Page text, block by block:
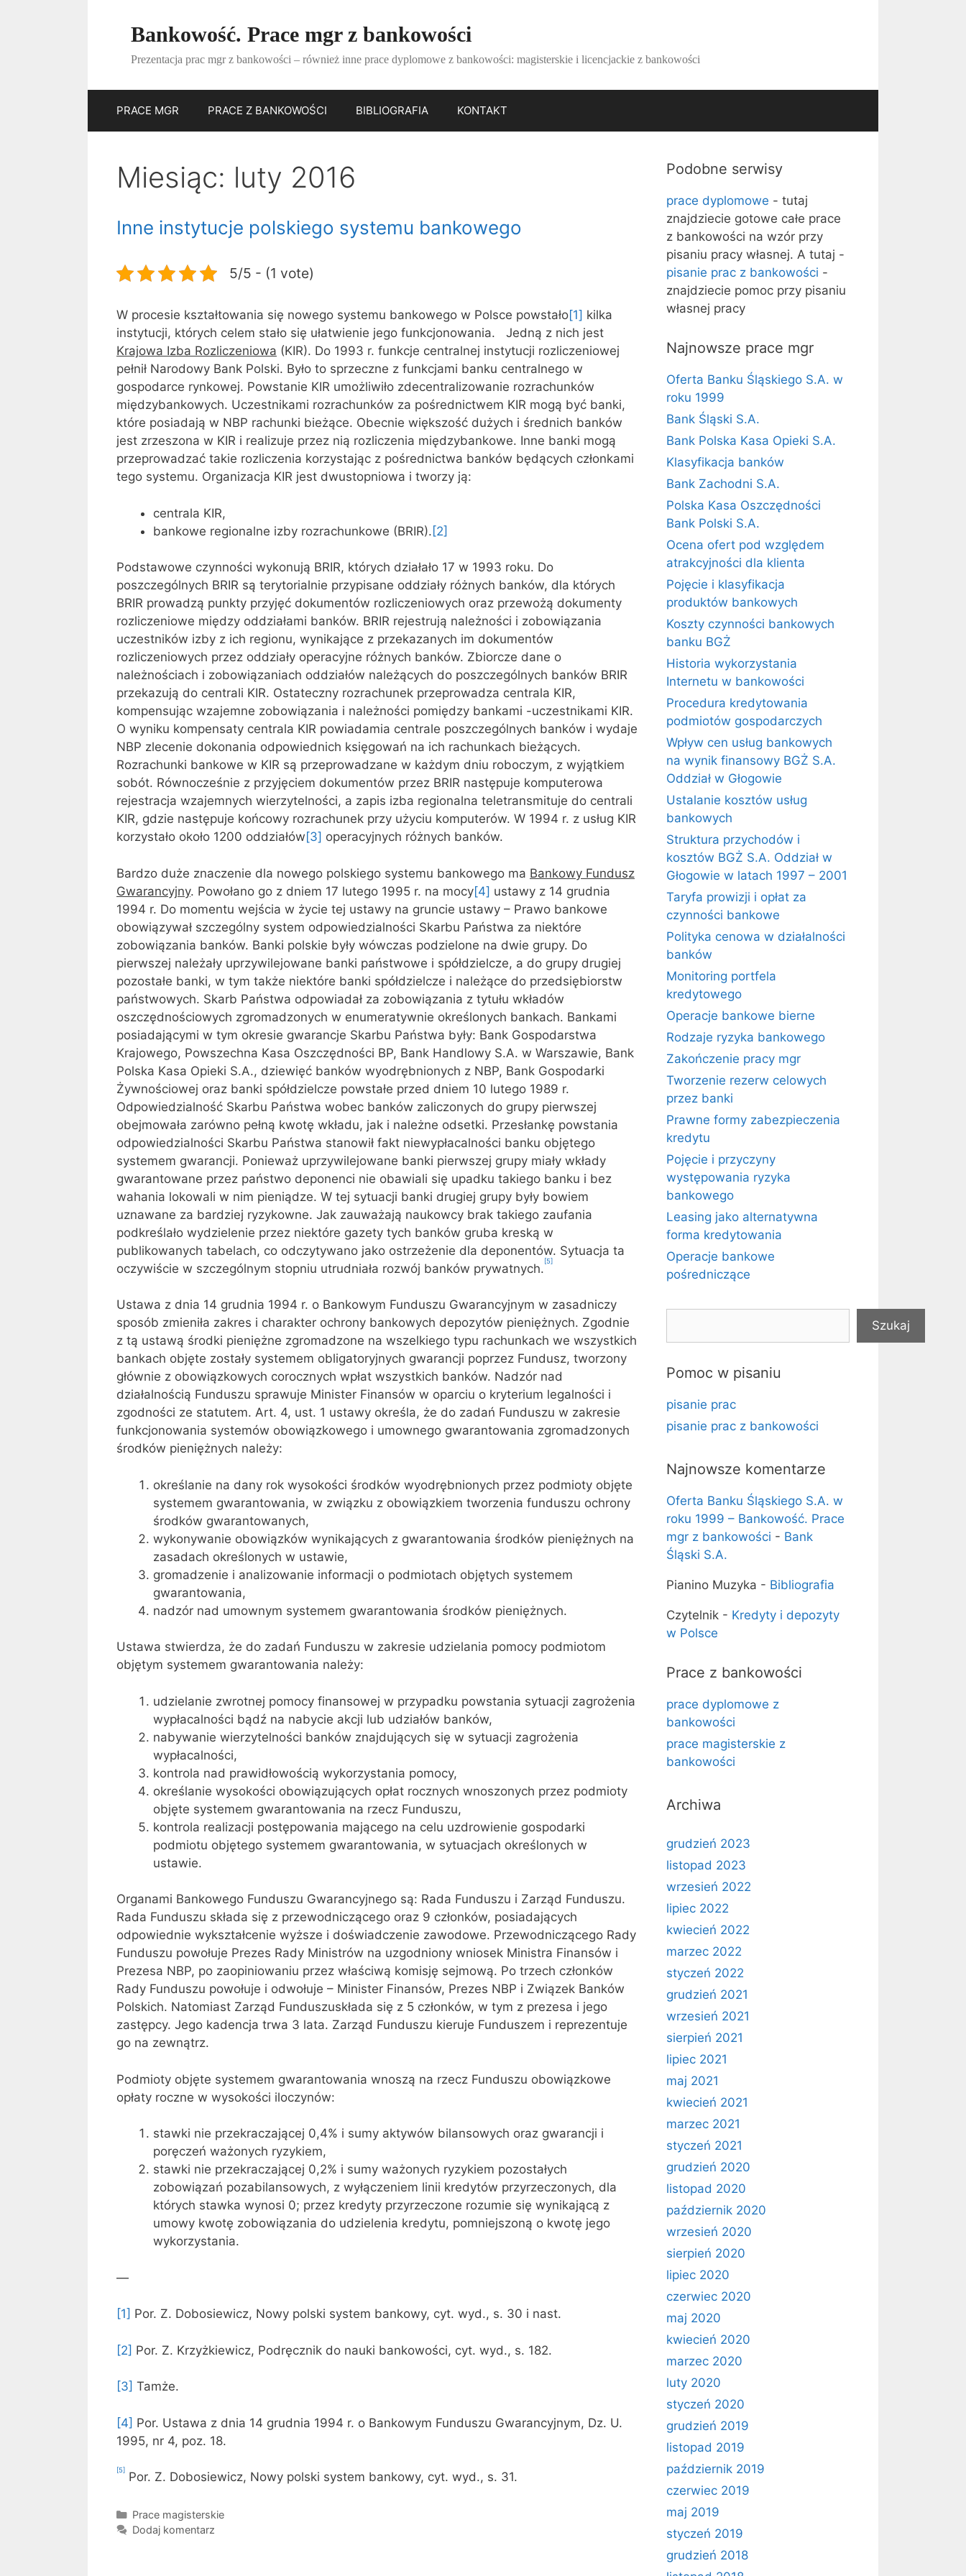
Bankowość. Prace mgr z bankowości
Prezentacja prac mgr z bankowości – również inne prace dyplomowe z bankowości: magisterskie i licencjackie z bankowości
PRACE MGR PRACE Z BANKOWOŚCI BIBLIOGRAFIA KONTAKT
Miesiąc: luty 2016
Inne instytucje polskiego systemu bankowego
5/5 - (1 vote)
W procesie kształtowania się nowego systemu bankowego w Polsce powstało[1] kilka
instytucji, których celem stało się ułatwienie jego funkcjonowania. Jedną z nich jest
Krajowa Izba Rozliczeniowa (KIR). Do 1993 r. funkcje centralnej instytucji rozliczeniowej
pełnił Narodowy Bank Polski. Było to sprzeczne z funkcjami banku centralnego w
gospodarce rynkowej. Powstanie KIR umożliwiło zdecentralizowanie rozrachunków
międzybankowych. Uczestnikami rozrachunków za pośrednictwem KIR mogą być banki,
które posiadają w NBP rachunki bieżące. Obecnie większość dużych i średnich banków
jest zrzeszona w KIR i realizuje przez nią rozliczenia międzybankowe. Inne banki mogą
przeprowadzać takie rozliczenia korzystając z pośrednictwa banków będących członkami
tego systemu. Organizacja KIR jest dwustopniowa i tworzy ją:
centrala KIR,
bankowe regionalne izby rozrachunkowe (BRIR). [2]
Podstawowe czynności wykonują BRIR, których działało 17 w 1993 roku. Do
poszczególnych BRIR są terytorialnie przypisane oddziały różnych banków, dla których
BRIR prowadzą punkty przyjęć dokumentów rozliczeniowych oraz przewożą dokumenty
rozliczeniowe między oddziałami banków. BRIR rejestrują należności i zobowiązania
uczestników izby z ich regionu, wynikające z przekazanych im dokumentów
rozliczeniowych przez oddziały operacyjne różnych banków. Zbiorcze dane o
należnościach i zobowiązaniach oddziałów należących do poszczególnych banków BRIR
przekazują do centrali KIR. Ostateczny rozrachunek przeprowadza centrala KIR,
kompensując wzajemne zobowiązania i należności pomiędzy bankami -uczestnikami KIR.
O wyniku kompensaty centrala KIR powiadamia centrale poszczególnych banków i wydaje
NBP zlecenie dokonania odpowiednich księgowań na ich rachunkach bieżących.
Rozrachunki bankowe w KIR są przeprowadzane w każdym dniu roboczym, z wyjątkiem
sobót. Równocześnie z przyjęciem dokumentów przez BRIR następuje komputerowa
rejestracja wzajemnych wierzytelności, a zapis izba regionalna teletransmituje do centrali
KIR, gdzie następuje końcowy rozrachunek przy użyciu komputerów. W 1994 r. z usług KIR
korzystało około 1200 oddziałów [3] operacyjnych różnych banków.
Bardzo duże znaczenie dla nowego polskiego systemu bankowego ma Bankowy Fundusz
Gwarancyjny. Powołano go z dniem 17 lutego 1995 r. na mocy[4] ustawy z 14 grudnia
1994 r. Do momentu wejścia w życie tej ustawy na gruncie ustawy – Prawo bankowe
obowiązywał szczególny system odpowiedzialności Skarbu Państwa za niektóre
zobowiązania banków. Banki polskie były wówczas podzielone na dwie grupy. Do
pierwszej należały uprzywilejowane banki państwowe i spółdzielcze, a do grupy drugiej
pozostałe banki, w tym także niektóre banki spółdzielcze i należące do przedsiębiorstw
państwowych. Skarb Państwa odpowiadał za zobowiązania z tytułu wkładów
oszczędnościowych zgromadzonych w enumeratywnie określonych bankach. Bankami
posiadającymi w tym okresie gwarancje Skarbu Państwa były: Bank Gospodarstwa
Krajowego, Powszechna Kasa Oszczędności BP, Bank Handlowy S.A. w Warszawie, Bank
Polska Kasa Opieki S.A., dziewięć banków wyodrębnionych z NBP, Bank Gospodarki
Żywnościowej oraz banki spółdzielcze powstałe przed dniem 10 lutego 1989 r.
Odpowiedzialność Skarbu Państwa wobec banków zaliczonych do grupy pierwszej
obejmowała zarówno pełną kwotę wkładu, jak i należne odsetki. Przesłankę powstania
odpowiedzialności Skarbu Państwa stanowił fakt niewypłacalności banku objętego
systemem gwarancji. Ponieważ uprzywilejowane banki pierwszej grupy miały wkłady
gwarantowane przez państwo deponenci nie obawiali się upadku takiego banku i bez
wahania lokowali w nim pieniądze. W tej sytuacji banki drugiej grupy były bowiem
uznawane za bardziej ryzykowne. Jak zauważają naukowcy brak takiego zaufania
podkreślało wydzielenie przez niektóre gazety tych banków gruba kreską w
publikowanych tabelach, co odczytywano jako ostrzeżenie dla deponentów. Sytuacja ta
oczywiście w szczególnym stopniu utrudniała rozwój banków prywatnych. [5]
Ustawa z dnia 14 grudnia 1994 r. o Bankowym Funduszu Gwarancyjnym w zasadniczy
sposób zmieniła zakres i charakter ochrony bankowych depozytów pieniężnych. Zgodnie
z tą ustawą środki pieniężne zgromadzone na wszelkiego typu rachunkach we wszystkich
bankach objęte zostały systemem obligatoryjnych gwarancji poprzez Fundusz, tworzony
głównie z obowiązkowych corocznych wpłat wszystkich banków. Nadzór nad
działalnością Funduszu sprawuje Minister Finansów w oparciu o kryterium legalności i
zgodności ze statutem. Art. 4, ust. 1 ustawy określa, że do zadań Funduszu w zakresie
funkcjonowania systemów obowiązkowego i umownego gwarantowania zgromadzonych
środków pieniężnych należy:
określanie na dany rok wysokości środków wyodrębnionych przez podmioty objęte
systemem gwarantowania, w związku z obowiązkiem tworzenia funduszu ochrony
środków gwarantowanych,
wykonywanie obowiązków wynikających z gwarantowania środków pieniężnych na
zasadach określonych w ustawie,
gromadzenie i analizowanie informacji o podmiotach objętych systemem
gwarantowania,
nadzór nad umownym systemem gwarantowania środków pieniężnych.
Ustawa stwierdza, że do zadań Funduszu w zakresie udzielania pomocy podmiotom
objętym systemem gwarantowania należy:
udzielanie zwrotnej pomocy finansowej w przypadku powstania sytuacji zagrożenia
wypłacalności bądź na nabycie akcji lub udziałów banków,
nabywanie wierzytelności banków znajdujących się w sytuacji zagrożenia
wypłacalności,
kontrola nad prawidłowością wykorzystania pomocy,
określanie wysokości obowiązujących opłat rocznych wnoszonych przez podmioty
objęte systemem gwarantowania na rzecz Funduszu,
kontrola realizacji postępowania mającego na celu uzdrowienie gospodarki
podmiotu objętego systemem gwarantowania, w sytuacjach określonych w
ustawie.
Organami Bankowego Funduszu Gwarancyjnego są: Rada Funduszu i Zarząd Funduszu.
Rada Funduszu składa się z przewodniczącego oraz 9 członków, posiadających
odpowiednie wykształcenie wyższe i doświadczenie zawodowe. Przewodniczącego Rady
Funduszu powołuje Prezes Rady Ministrów na uzgodniony wniosek Ministra Finansów i
Prezesa NBP, po zaopiniowaniu przez właściwą komisję sejmową. Po trzech członków
Rady Funduszu powołuje i odwołuje – Minister Finansów, Prezes NBP i Związek Banków
Polskich. Natomiast Zarząd Funduszuskłada się z 5 członków, w tym z prezesa i jego
zastępcy. Jego kadencja trwa 3 lata. Zarząd Funduszu kieruje Funduszem i reprezentuje
go na zewnątrz.
Podmioty objęte systemem gwarantowania wnoszą na rzecz Funduszu obowiązkowe
opłaty roczne w wysokości iloczynów:
stawki nie przekraczającej 0,4% i sumy aktywów bilansowych oraz gwarancji i
poręczeń ważonych ryzykiem,
stawki nie przekraczającej 0,2% i sumy ważonych ryzykiem pozostałych
zobowiązań pozabilansowych, z wyłączeniem linii kredytów przyrzeczonych, dla
których stawka wynosi 0; przez kredyty przyrzeczone rozumie się wynikającą z
umowy kwotę zobowiązania do udzielenia kredytu, pomniejszoną o kwotę jego
wykorzystania.
—
[1] Por. Z. Dobosiewicz, Nowy polski system bankowy, cyt. wyd., s. 30 i nast.
[2] Por. Z. Krzyżkiewicz, Podręcznik do nauki bankowości, cyt. wyd., s. 182.
[3] Tamże.
[4] Por. Ustawa z dnia 14 grudnia 1994 r. o Bankowym Funduszu Gwarancyjnym, Dz. U.
1995, nr 4, poz. 18.
[5] Por. Z. Dobosiewicz, Nowy polski system bankowy, cyt. wyd., s. 31.
Kategorie
Prace magisterskie
Dodaj komentarz
Podobne serwisy
prace dyplomowe - tutaj
znajdziecie gotowe całe prace
z bankowości na wzór przy
pisaniu pracy własnej. A tutaj -
pisanie prac z bankowości -
znajdziecie pomoc przy pisaniu
własnej pracy
Najnowsze prace mgr
Oferta Banku Śląskiego S.A. w
roku 1999
Bank Śląski S.A.
Bank Polska Kasa Opieki S.A.
Klasyfikacja banków
Bank Zachodni S.A.
Polska Kasa Oszczędności
Bank Polski S.A.
Ocena ofert pod względem
atrakcyjności dla klienta
Pojęcie i klasyfikacja
produktów bankowych
Koszty czynności bankowych
banku BGŻ
Historia wykorzystania
Internetu w bankowości
Procedura kredytowania
podmiotów gospodarczych
Wpływ cen usług bankowych
na wynik finansowy BGŻ S.A.
Oddział w Głogowie
Ustalanie kosztów usług
bankowych
Struktura przychodów i
kosztów BGŻ S.A. Oddział w
Głogowie w latach 1997 – 2001
Taryfa prowizji i opłat za
czynności bankowe
Polityka cenowa w działalności
banków
Monitoring portfela
kredytowego
Operacje bankowe bierne
Rodzaje ryzyka bankowego
Zakończenie pracy mgr
Tworzenie rezerw celowych
przez banki
Prawne formy zabezpieczenia
kredytu
Pojęcie i przyczyny
występowania ryzyka
bankowego
Leasing jako alternatywna
forma kredytowania
Operacje bankowe
pośredniczące
Szukaj
Pomoc w pisaniu
pisanie prac
pisanie prac z bankowości
Najnowsze komentarze
Oferta Banku Śląskiego S.A. w
roku 1999 – Bankowość. Prace
mgr z bankowości - Bank
Śląski S.A.
Pianino Muzyka - Bibliografia
Czytelnik - Kredyty i depozyty
w Polsce
Prace z bankowości
prace dyplomowe z
bankowości
prace magisterskie z
bankowości
Archiwa
grudzień 2023
listopad 2023
wrzesień 2022
lipiec 2022
kwiecień 2022
marzec 2022
styczeń 2022
grudzień 2021
wrzesień 2021
sierpień 2021
lipiec 2021
maj 2021
kwiecień 2021
marzec 2021
styczeń 2021
grudzień 2020
listopad 2020
październik 2020
wrzesień 2020
sierpień 2020
lipiec 2020
czerwiec 2020
maj 2020
kwiecień 2020
marzec 2020
luty 2020
styczeń 2020
grudzień 2019
listopad 2019
październik 2019
czerwiec 2019
maj 2019
styczeń 2019
grudzień 2018